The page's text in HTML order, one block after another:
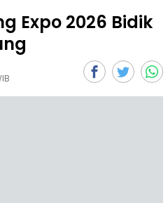
Expo 2026 Bidik